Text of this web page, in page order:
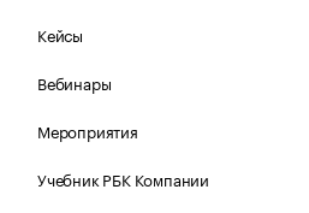
Кейсы
Вебинары
Мероприятия
Учебник РБК Компании